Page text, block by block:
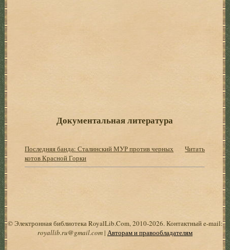
Документальная литература
Последняя банда: Сталинский МУР против черных
котов Красной Горки
Читать
© Электронная библиотека RoyalLib.Com, 2010-2026. Контактный e-mail:
royallib.ru@gmail.com| Авторам и правообладателям